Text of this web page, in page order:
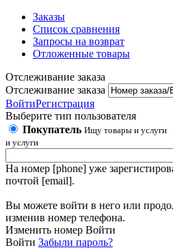
Заказы
Список сравнения
Запросы на возврат
Отложенные товары
Отслеживание заказа
Отслеживание заказа
ВойтиРегистрация
Выберите тип пользователя
Покупатель Ищу товары и услуги
и услуги
На номер [phone] уже
почтой [email].
Вы можете войти в него или
изменив номер телефона.
Изменить номер Войти
Войти Забыли пароль?